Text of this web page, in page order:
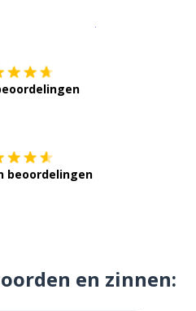
beoordelingen
en zinnen: